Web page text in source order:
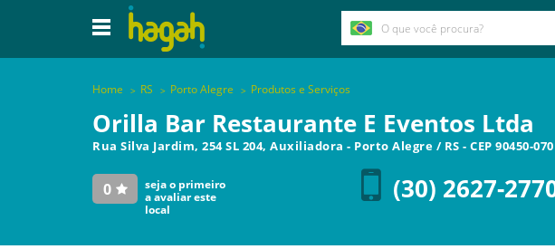
Home RS Porto Alegre Produtos e Serviços
Orilla Bar Restaurante E Eventos Ltda
Rua Silva Jardim, 254 SL 204, Auxiliadora - Porto Alegre / RS - CEP 90450-070
0
seja o primeiro
a avaliar este
local
(30) 2627-